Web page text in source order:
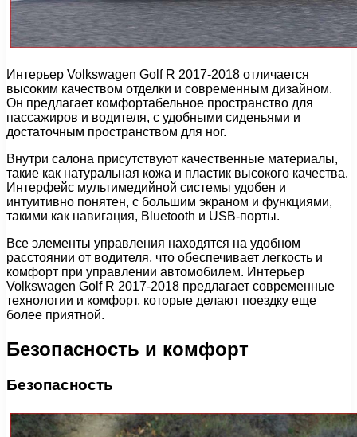
Интерьер Volkswagen Golf R 2017-2018 отличается
высоким качеством отделки и современным дизайном.
Он предлагает комфортабельное пространство для
пассажиров и водителя, с удобными сиденьями и
достаточным пространством для ног.
Внутри салона присутствуют качественные материалы,
такие как натуральная кожа и пластик высокого качества.
Интерфейс мультимедийной системы удобен и
интуитивно понятен, с большим экраном и функциями,
такими как навигация, Bluetooth и USB-порты.
Все элементы управления находятся на удобном
расстоянии от водителя, что обеспечивает легкость и
комфорт при управлении автомобилем. Интерьер
Volkswagen Golf R 2017-2018 предлагает современные
технологии и комфорт, которые делают поездку еще
более приятной.
Безопасность и комфорт
Безопасность